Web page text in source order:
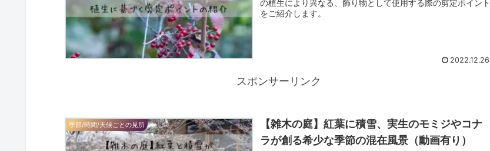
の植生により異なる、飾り物として使用する際の剪定ポイント
をご紹介します。
2022.12.26
スポンサーリンク
季節/時間/天候ごとの見所
【雑木の庭】紅葉に積雪、実生のモミジやコナ
ラが創る希少な季節の混在風景（動画有り）